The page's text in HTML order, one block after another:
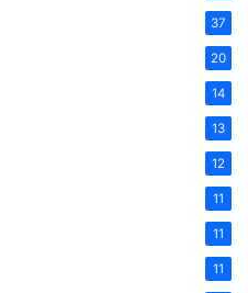
37
20
14
13
12
11
11
11